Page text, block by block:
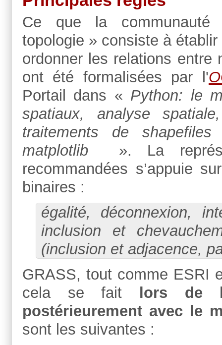
Ce que la
topologie » consiste à
ordonner les relations entre
ont été formalisées par l'
Portail dans « Python: le
spatiaux, analyse
traitements de
matplotlib ». La
recommandées s’appuie
binaires :
égalité, déconnexion,
inclusion et
(inclusion et adjacence,
GRASS, tout comme ESRI
cela se fait lors de
postérieurement avec le
sont les suivantes :